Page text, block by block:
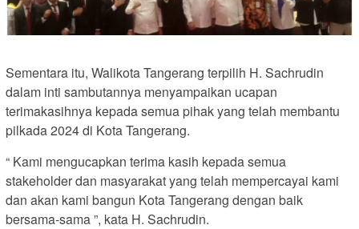
Sementara itu, Walikota Tangerang terpilih H. Sachrudin
dalam inti sambutannya menyampaikan ucapan
terimakasihnya kepada semua pihak yang telah membantu
pilkada 2024 di Kota Tangerang.
“ Kami mengucapkan terima kasih kepada semua
stakeholder dan masyarakat yang telah mempercayai kami
dan akan kami bangun Kota Tangerang dengan baik
bersama-sama ”, kata H. Sachrudin.